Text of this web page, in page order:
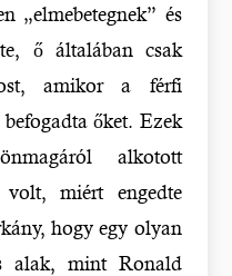
„elmebetegnek” és
ő általában csak
amikor a férfi
őket. Ezek
alkotott
volt, miért engedte
hogy egy olyan
alak, mint Ronald